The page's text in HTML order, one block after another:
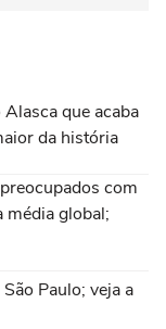
que acaba
da história
com
média global;
Paulo; veja a